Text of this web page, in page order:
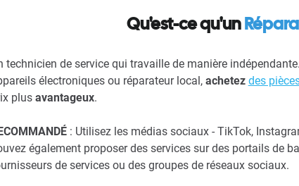
Qu'est-ce qu'un
technicien de service qui travaille de manière
électroniques ou réparateur local, achetez des
plus avantageux.
: Utilisez les médias sociaux - TikTok,
également proposer des services sur des portails de
de services ou des groupes de réseaux sociaux.